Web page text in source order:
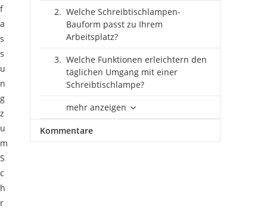
f
a
s
s
u
n
g
z
u
m
S
c
h
r
Welche Schreibtischlampen-
Bauform passt zu Ihrem
Arbeitsplatz?
Welche Funktionen erleichtern den
täglichen Umgang mit einer
Schreibtischlampe?
mehr anzeigen
Kommentare